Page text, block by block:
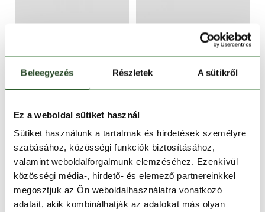
Beleegyezés Részletek A sütikről
Ez a weboldal sütiket használ
Sütiket használunk a tartalmak és hirdetések személyre
szabásához, közösségi funkciók biztosításához,
valamint weboldalforgalmunk elemzéséhez. Ezenkívül
közösségi média-, hirdető- és elemező partnereinkkel
megosztjuk az Ön weboldalhasználatra vonatkozó
adatait, akik kombinálhatják az adatokat más olyan
-13%
14 990 Ft
12 990 Ft
Egy méret
-16%
5 990 Ft
4 990 Ft
Egy méret